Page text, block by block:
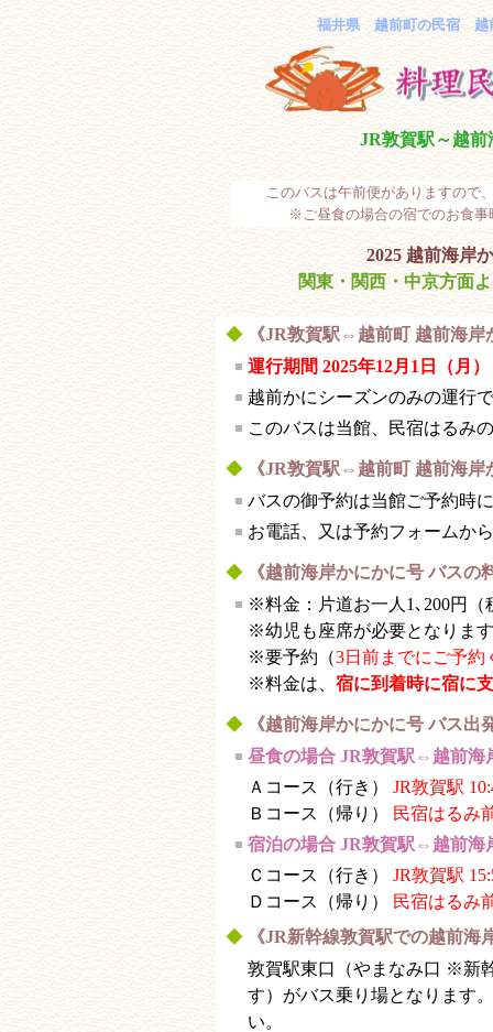
福井県 越前町の民宿
JR敦賀駅～越前
このバスは午前便がありますので
※ご昼食の場合の宿でのお食
2025 越前海岸
関東・関西・中京方面
◆ 《JR敦賀駅⇔越前町 越前海
■ 運行期間 2025年12月1日（月
■ 越前かにシーズンのみの運行
■ このバスは当館、民宿はるみ
◆ 《JR敦賀駅⇔越前町 越前海
■ バスの御予約は当館ご予約時
■ お電話、又は予約フォームか
◆ 《越前海岸かにかに号 バス
■ ※料金：片道お一人1､200円
※幼児も座席が必要となりま
※要予約（3日前までにご予約
※料金は、 宿に到着時に宿に
◆ 《越前海岸かにかに号 バス出
■ 昼食の場合 JR敦賀駅⇔越前海
Ａコース（行き） JR敦賀駅
Ｂコース（帰り）
民宿はるみ
■ 宿泊の場合 JR敦賀駅⇔越前海
Ｃコース（行き） JR敦賀駅
Ｄコース（帰り）
民宿はるみ
◆
《JR新幹線敦賀駅での越前海
敦賀駅東口（やまなみ口 ※新
す）がバス乗り場となります
い。